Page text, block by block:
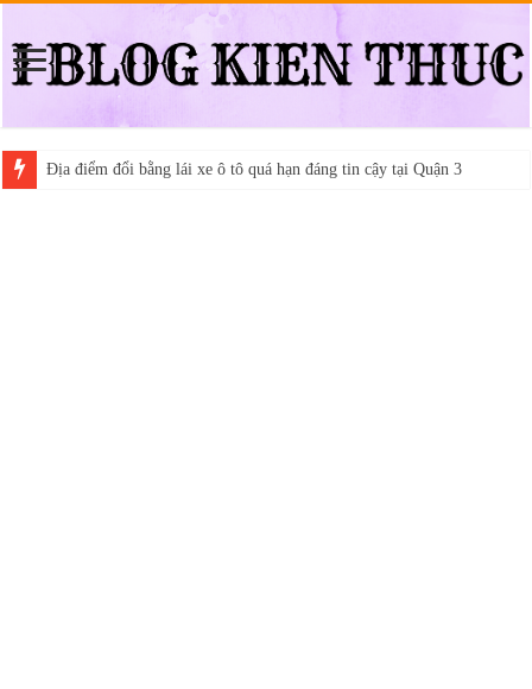
Địa điểm đổi bằng lái xe ô tô quá hạn đáng tin cậy tại Quận 3